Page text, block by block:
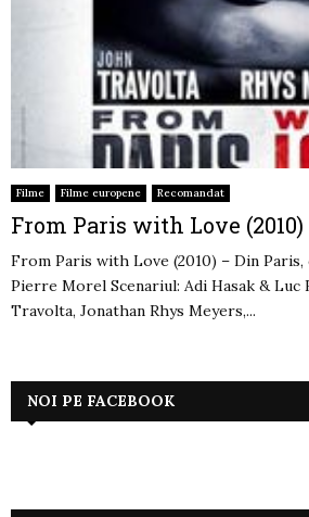
Filme Filme europene Recomandat
From Paris with Love (2010)
From Paris with Love (2010) – Din Paris,
Pierre Morel Scenariul: Adi Hasak & Luc
Travolta, Jonathan Rhys Meyers,...
NOI PE FACEBOOK